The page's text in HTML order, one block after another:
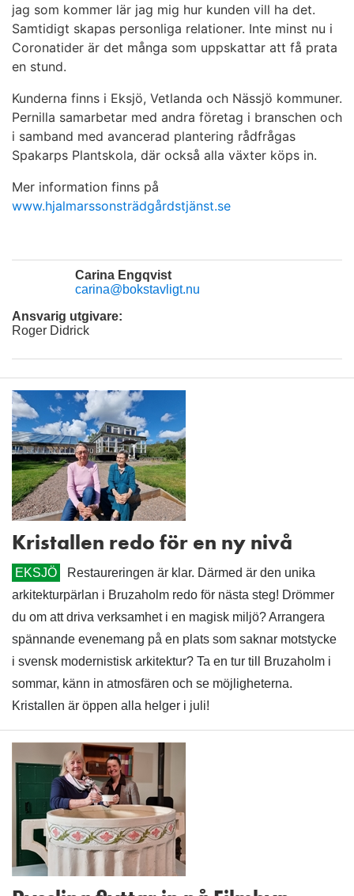
jag som kommer lär jag mig hur kunden vill ha det.
Samtidigt skapas personliga relationer. Inte minst nu i
Coronatider är det många som uppskattar att få prata
en stund.
Kunderna finns i Eksjö, Vetlanda och Nässjö kommuner.
Pernilla samarbetar med andra företag i branschen och
i samband med avancerad plantering rådfrågas
Spakarps Plantskola, där också alla växter köps in.
Mer information finns på
www.hjalmarssonsträdgårdstjänst.se
Carina Engqvist
carina@bokstavligt.nu
Ansvarig utgivare:
Roger Didrick
Kristallen redo för en ny nivå
EKSJÖ
Restaureringen är klar. Därmed är den unika
arkitekturpärlan i Bruzaholm redo för nästa steg! Drömmer
du om att driva verksamhet i en magisk miljö? Arrangera
spännande evenemang på en plats som saknar motstycke
i svensk modernistisk arkitektur? Ta en tur till Bruzaholm i
sommar, känn in atmosfären och se möjligheterna.
Kristallen är öppen alla helger i juli!